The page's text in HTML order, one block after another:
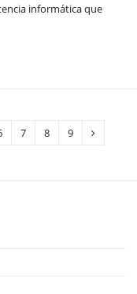
informática que
7 8
9